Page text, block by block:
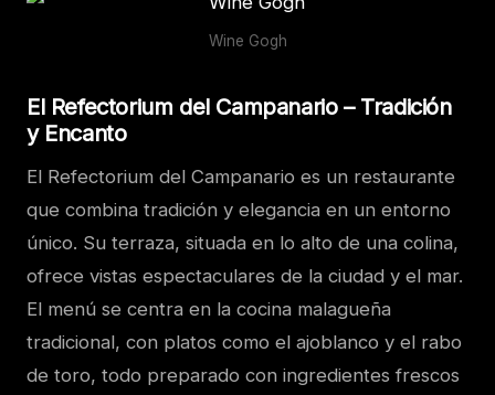
Wine Gogh
El Refectorium del Campanario – Tradición
y Encanto
El Refectorium del Campanario es un restaurante
que combina tradición y elegancia en un entorno
único. Su terraza, situada en lo alto de una colina,
ofrece vistas espectaculares de la ciudad y el mar.
El menú se centra en la cocina malagueña
tradicional, con platos como el ajoblanco y el rabo
de toro, todo preparado con ingredientes frescos